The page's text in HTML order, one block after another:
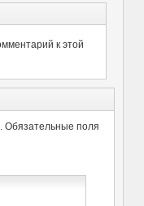
к этой
Обязательные поля